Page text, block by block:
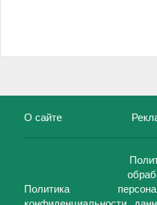
О сайте
Политика